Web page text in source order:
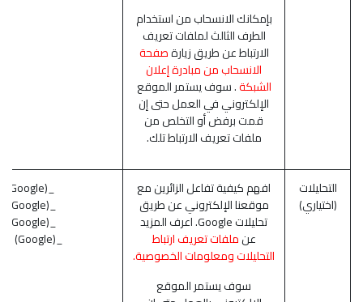
بإمكانك الانسحاب من استخدام
الطرف الثالث لملفات تعريف
الارتباط عن طريق زيارةصفحة
الانسحاب من مبادرة إعلان
الشبكة. سوف يستمر الموقع
الإلكتروني في العمل حتى إن
قمت برفض أو التخلص من
ملفات تعريف الارتباط تلك.
التحليلات
(اختياري)
افهم كيفية تفاعل الزائرين مع
موقعنا الإلكتروني عن طريق
تحليلات Google. اعرف المزيد
عنملفات تعريف ارتباط
التحليلات ومعلومات الخصوصية.
سوف يستمر الموقع
_ga (Google)
_gat (Google)
_gid (Google)
_gac_* (Google)